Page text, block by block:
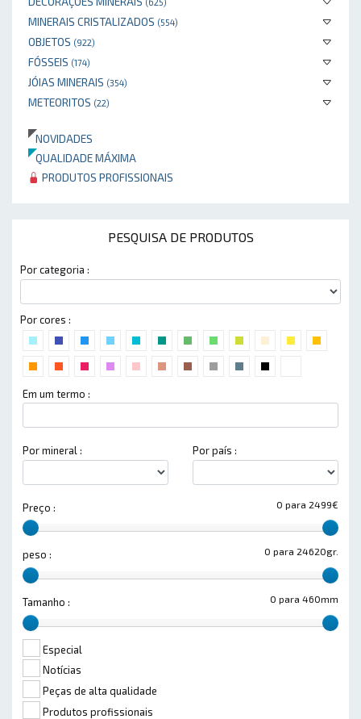
MINERAIS CRISTALIZADOS (554)
OBJETOS (922)
FÓSSEIS (174)
JÓIAS MINERAIS (354)
METEORITOS (22)
NOVIDADES
QUALIDADE MÁXIMA
PRODUTOS PROFISSIONAIS
PESQUISA DE PRODUTOS
Por categoria :
Por cores :
Em um termo :
Por mineral : Por país :
0 para 2499€
Preço :
0 para 24620gr.
peso :
0 para 460mm
Tamanho :
Especial
Notícias
Peças de alta qualidade
Produtos profissionais